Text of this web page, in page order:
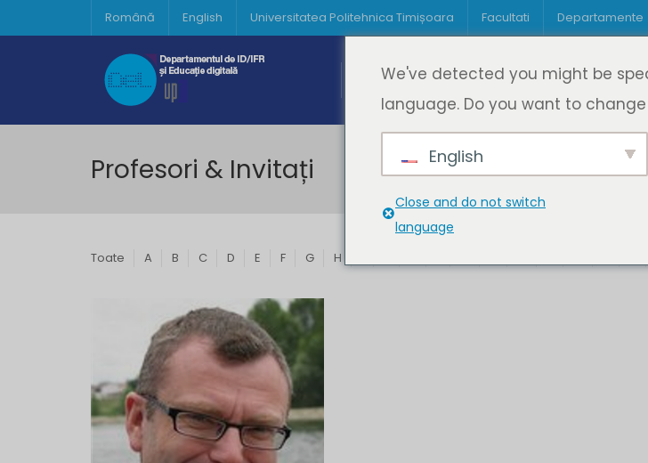
Română English Universitatea Politehnica Timișoara Facultati Departamente
Acasă Despre DeL
Cine suntem Oferta
Profesori & Invitați
Toate A B C D E F G H
We've detected you might be
language. Do you want to
English
Close and do not switch
language